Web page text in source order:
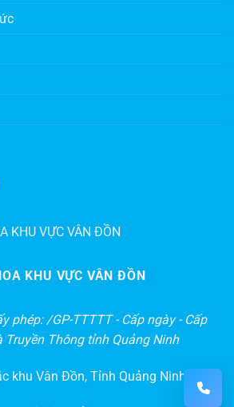
KHU VỰC VÂN ĐỒN
KHU VỰC VÂN ĐỒN
phép: /GP-TTTTT - Cấp ngày - Cấp
Truyền Thông tỉnh Quảng Ninh
khu Vân Đồn, Tỉnh Quảng Ninh